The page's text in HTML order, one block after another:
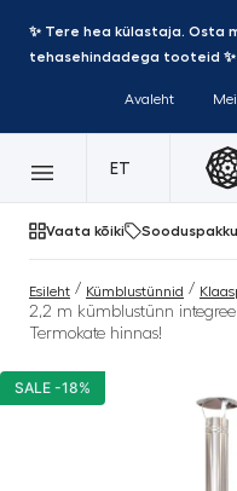
✨ Tere hea külastaja. Osta
tehasehindadega tooteid ✨
Avaleht
ET
Vaata kõiki
Esileht / Kümblustünnid /
2,2 m kümblustünn
Termokate hinnas!
SALE -18%